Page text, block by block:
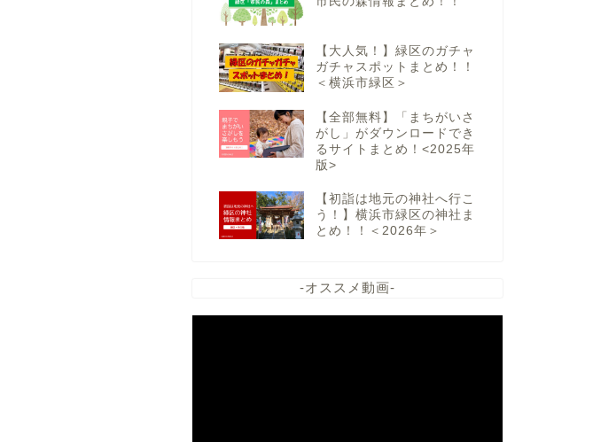
【大人気！】緑区のガチャ
ガチャスポットまとめ！！
＜横浜市緑区＞
【全部無料】「まちがいさ
がし」がダウンロードでき
るサイトまとめ！<2025年
版>
【初詣は地元の神社へ行こ
う！】横浜市緑区の神社ま
とめ！！＜2026年＞
-オススメ動画-